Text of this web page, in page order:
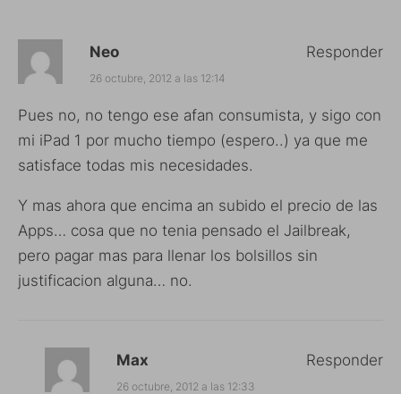
Neo
26 octubre, 2012 a las 12:14
Pues no, no tengo ese afan consumista, y sigo con
mi iPad 1 por mucho tiempo (espero..) ya que me
satisface todas mis necesidades.
Y mas ahora que encima an subido el precio de las
Apps… cosa que no tenia pensado el Jailbreak,
pero pagar mas para llenar los bolsillos sin
justificacion alguna… no.
Responder
Max
26 octubre, 2012 a las 12:33
Responder